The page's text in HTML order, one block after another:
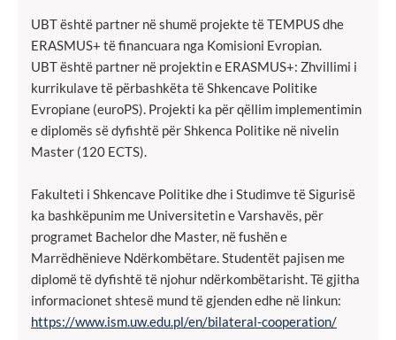
UBT është partner në shumë projekte të TEMPUS dhe
ERASMUS+ të financuara nga Komisioni Evropian.
UBT është partner në projektin e ERASMUS+: Zhvillimi i
kurrikulave të përbashkëta të Shkencave Politike
Evropiane (euroPS). Projekti ka për qëllim implementimin
e diplomës së dyfishtë për Shkenca Politike në nivelin
Master (120 ECTS).
Fakulteti i Shkencave Politike dhe i Studimve të Sigurisë
ka bashkëpunim me Universitetin e Varshavës, për
programet Bachelor dhe Master, në fushën e
Marrëdhënieve Ndërkombëtare. Studentët pajisen me
diplomë të dyfishtë të njohur ndërkombëtarisht. Të gjitha
informacionet shtesë mund të gjenden edhe në linkun:
https://www.ism.uw.edu.pl/en/bilateral-cooperation/